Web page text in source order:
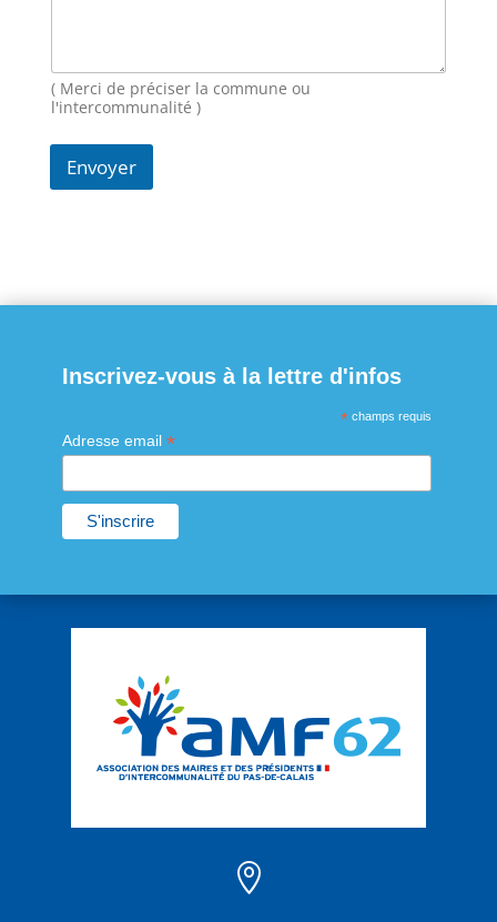
( Merci de préciser la commune ou
l'intercommunalité )
Envoyer
Inscrivez-vous à la lettre d'infos
* champs requis
Adresse email *
